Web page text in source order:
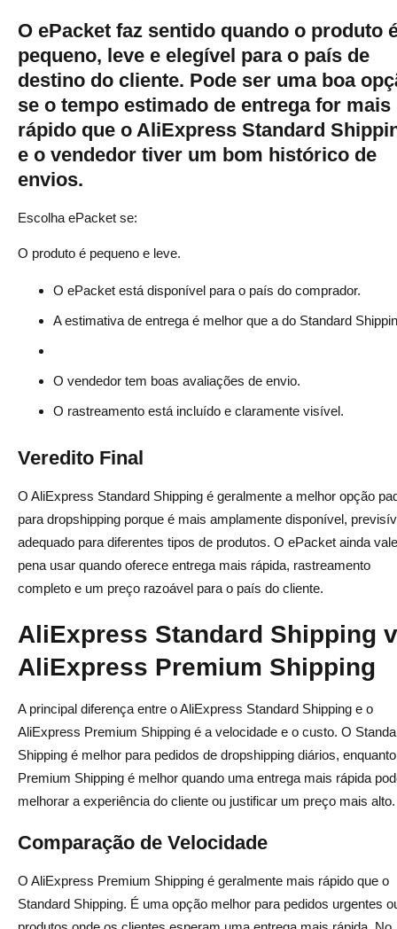
O ePacket faz sentido quando o produto
pequeno, leve e elegível para o país de
destino do cliente. Pode ser uma boa
se o tempo estimado de entrega for mais
rápido que o AliExpress Standard
e o vendedor tiver um bom histórico de
envios.
Escolha ePacket se:
O produto é pequeno e leve.
O ePacket está disponível para o país do comprador.
A estimativa de entrega é melhor que a do Standard
O vendedor tem boas avaliações de envio.
O rastreamento está incluído e claramente visível.
Veredito Final
O AliExpress Standard Shipping é geralmente a melhor opção
para dropshipping porque é mais amplamente disponível,
adequado para diferentes tipos de produtos. O ePacket ainda
pena usar quando oferece entrega mais rápida, rastreamento
completo e um preço razoável para o país do cliente.
AliExpress Standard Shipping
AliExpress Premium Shipping
A principal diferença entre o AliExpress Standard Shipping e o
AliExpress Premium Shipping é a velocidade e o custo. O
Shipping é melhor para pedidos de dropshipping diários,
Premium Shipping é melhor quando uma entrega mais rápida
melhorar a experiência do cliente ou justificar um preço mais alto.
Comparação de Velocidade
O AliExpress Premium Shipping é geralmente mais rápido que o
Standard Shipping. É uma opção melhor para pedidos urgentes